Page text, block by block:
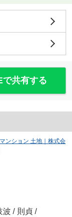
で共有する
ンション 土地｜株式会
波 / 則貞 /